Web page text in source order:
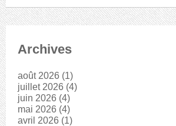
Archives
août 2026 (1)
juillet 2026 (4)
juin 2026 (4)
mai 2026 (4)
avril 2026 (1)